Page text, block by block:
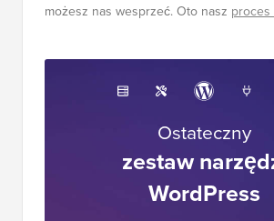
możesz nas wesprzeć. Oto nasz proces
Ostateczny
zestaw
WordPress